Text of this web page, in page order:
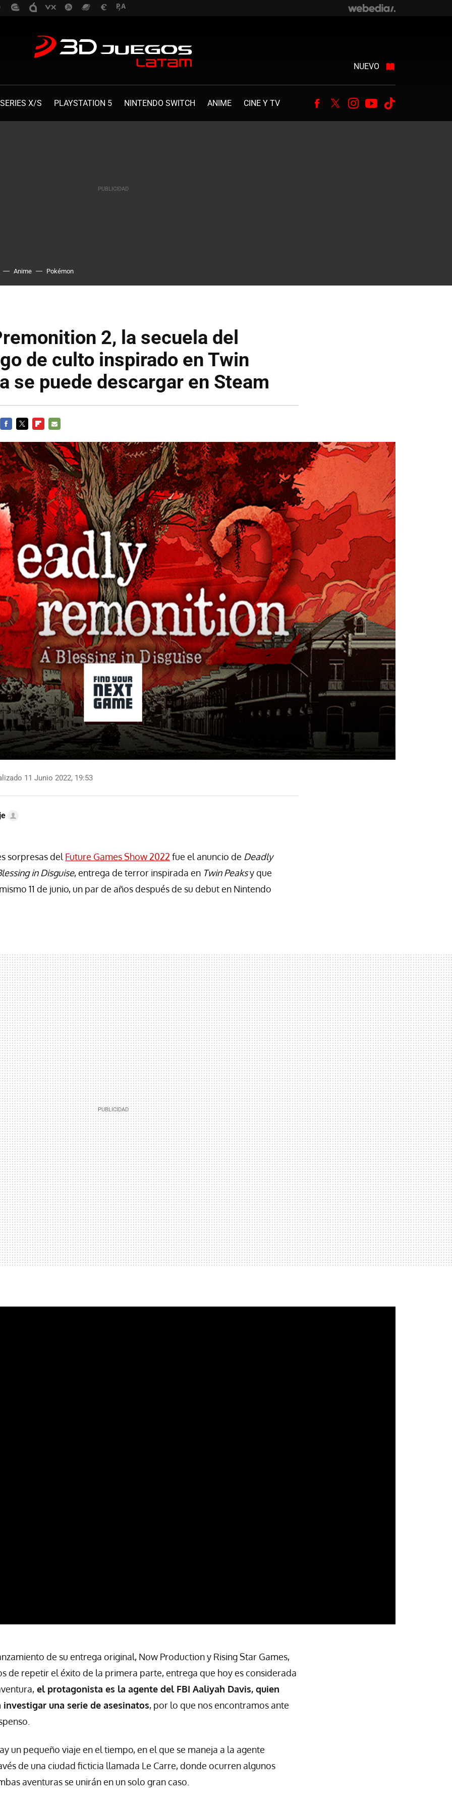
NUEVO
X/S PLAYSTATION 5 NINTENDO SWITCH ANIME CINE Y TV Facebook
TwitterInstagram
Youtube
Anime Pokémon
2, la secuela del
de culto inspirado en Twin
se puede descargar en Steam
MAIL
11 Junio 2022, 19:53
sorpresas del Future Games Show 2022 fue el anuncio de Deadly
in Disguise, entrega de terror inspirada en Twin Peaksy que
11 de junio, un par de años después de su debut en Nintendo
de su entrega original, Now Production y Rising Star Games,
de repetir el éxito de la primera parte, entrega que hoy es considerada
el protagonista es la agente del FBI Aaliyah Davis, quien
investigar una serie de asesinatos, por lo que nos encontramos ante
un pequeño viaje en el tiempo, en el que se maneja a la agente
de una ciudad ficticia llamada Le Carre, donde ocurren algunos
aventuras se unirán en un solo gran caso.